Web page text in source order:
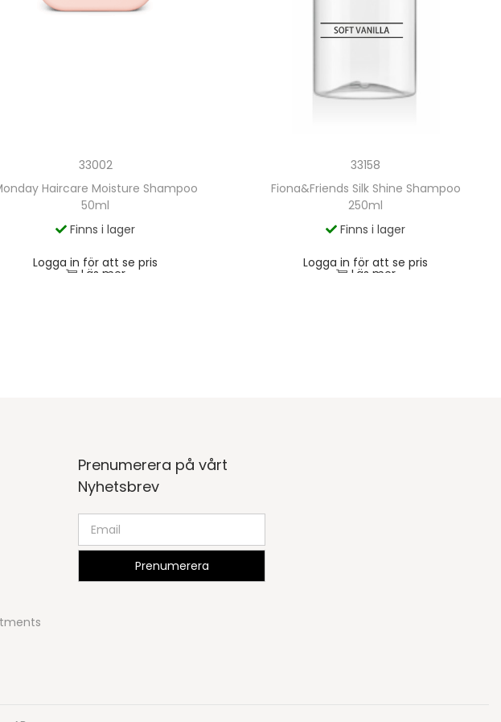
33002
Haircare Moisture Shampoo
50ml
Finns i lager
Logga in för att se pris
Läs mer
33158
Fiona&Friends Silk Shine Shampoo
250ml
Finns i lager
Logga in för att se pris
Läs mer
Prenumerera på vårt
Nyhetsbrev